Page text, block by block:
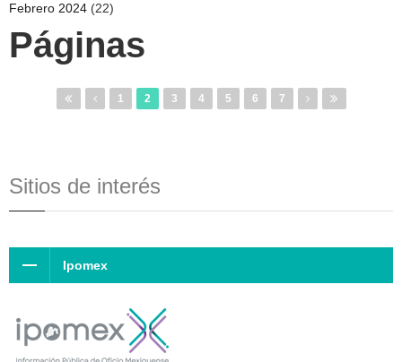
Febrero 2024 (22)
Páginas
1 2 3 4 5 6 7
Sitios de interés
Ipomex